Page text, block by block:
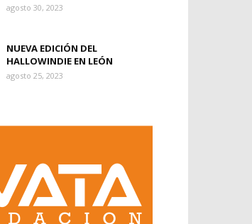
agosto 30, 2023
NUEVA EDICIÓN DEL
HALLOWINDIE EN LEÓN
agosto 25, 2023